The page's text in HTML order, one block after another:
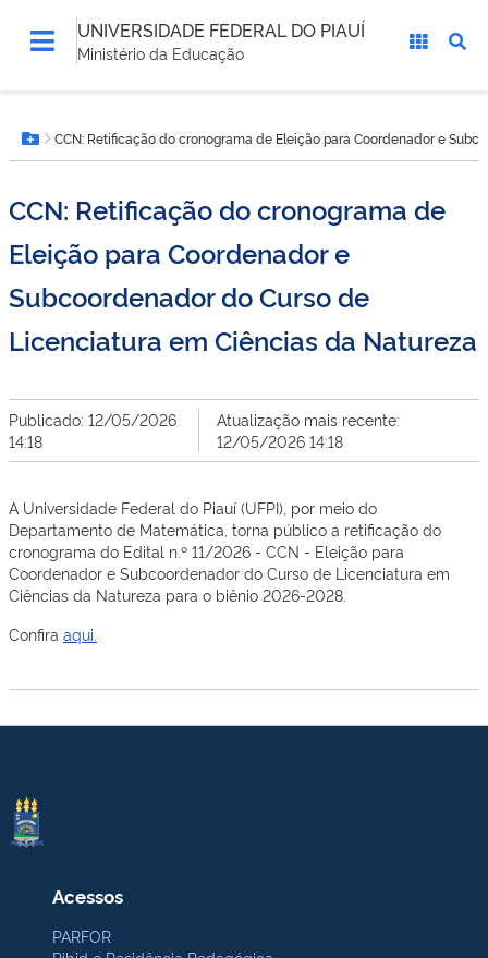
UNIVERSIDADE FEDERAL DO PIAUÍ
Ministério da Educação
está
aqui:Botão Menu
CCN: Retificação do cronograma de Eleição para Coordenador e
CCN: Retificação do cronograma de
Eleição para Coordenador e
Subcoordenador do Curso de
Licenciatura em Ciências da Natureza
Publicado: 12/05/2026
14:18
Atualização mais recente:
12/05/2026 14:18
A Universidade Federal do Piauí (UFPI), por meio do
Departamento de Matemática, torna público a retificação do
cronograma do Edital n.º 11/2026 - CCN - Eleição para
Coordenador e Subcoordenador do Curso de Licenciatura em
Ciências da Natureza para o biênio 2026-2028.
Confira aqui.
Acessos
PARFOR